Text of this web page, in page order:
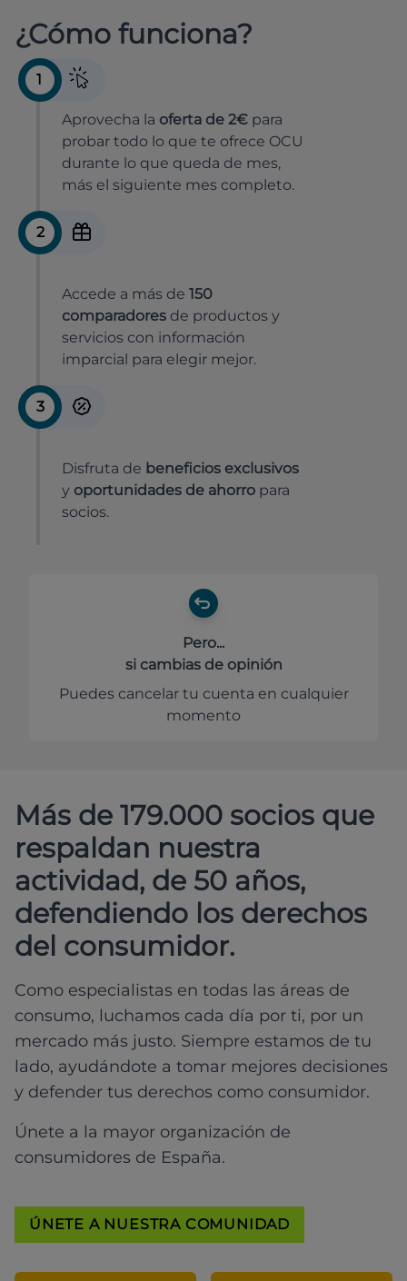
¿Cómo funciona?
1
Aprovecha la oferta de 2€ para
probar todo lo que te ofrece OCU
durante lo que queda de mes,
más el siguiente mes completo.
2
Accede a más de 150
comparadores de productos y
servicios con información
imparcial para elegir mejor.
3
Disfruta de beneficios exclusivos
y oportunidades de ahorro para
socios.
Pero...
si cambias de opinión
Puedes cancelar tu cuenta en cualquier
momento
Más de 179.000 socios que
respaldan nuestra
actividad, de 50 años,
defendiendo los derechos
del consumidor.
Como especialistas en todas las áreas de
consumo, luchamos cada día por ti, por un
mercado más justo. Siempre estamos de tu
lado, ayudándote a tomar mejores decisiones
y defender tus derechos como consumidor.
Únete a la mayor organización de
consumidores de España.
ÚNETE A NUESTRA COMUNIDAD